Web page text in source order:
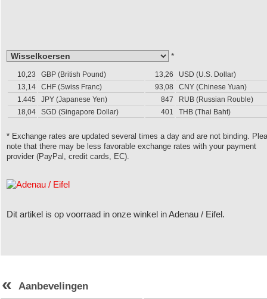
*
10,23 GBP (British Pound) 13,26
USD (U.S. Dollar)
13,14
CHF (Swiss Franc) 93,08
CNY (Chinese Yuan)
1.445
JPY (Japanese Yen) 847
RUB (Russian Rouble)
18,04
SGD (Singapore Dollar) 401 THB (Thai Baht)
* Exchange rates are updated several times a day and are not binding.
note that there may be less favorable exchange rates with your payment
provider (PayPal, credit cards, EC).
Dit artikel is op voorraad in onze winkel in Adenau / Eifel.
« Aanbevelingen